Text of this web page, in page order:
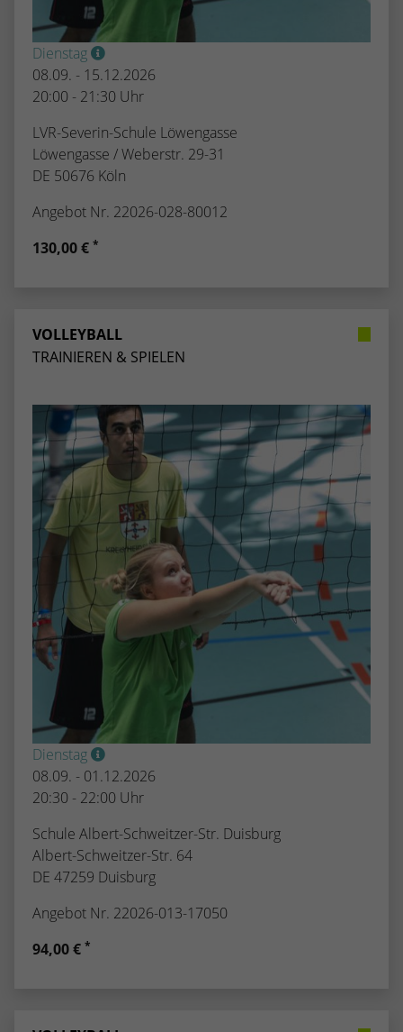
Dienstag
08.09. - 15.12.2026
20:00 - 21:30 Uhr
LVR-Severin-Schule Löwengasse
Löwengasse / Weberstr. 29-31
DE 50676 Köln
Angebot Nr. 22026-028-80012
130,00 € *
VOLLEYBALL
TRAINIEREN & SPIELEN
Dienstag
08.09. - 01.12.2026
20:30 - 22:00 Uhr
Schule Albert-Schweitzer-Str. Duisburg
Albert-Schweitzer-Str. 64
DE 47259 Duisburg
Angebot Nr. 22026-013-17050
94,00 € *